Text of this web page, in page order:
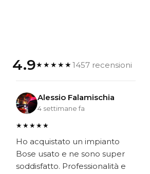
4.9★★★★★1457 recensioni
Alessio Falamischia
4 settimane fa
★★★★★
Ho acquistato un impianto
Bose usato e ne sono super
soddisfatto. Professionalità e